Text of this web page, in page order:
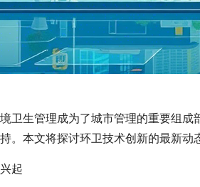
卫生管理成为了城市管理的重要组
。本文将探讨环卫技术创新的最新动
起